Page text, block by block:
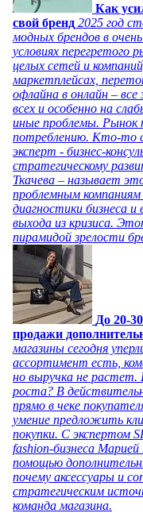
Как
свой бренд 2025 год
модных брендов в
условиях перегретого
целых сетей и
маркетплейсах,
офлайна в онлайн –
всех и особенно на
иные проблемы. Рынок
потреблению. Кто-то
эксперт - бизнес-
стратегическому
Ткачева – называет
проблемным
диагностики бизнеса
выхода из кризиса.
пирамидой зрелости
До 20-
продажи
магазины сегодня
ассортимент есть,
но выручка не растет.
роста? В
прямо в чеке
умение предложить
покупки. С экспертом
fashion-бизнеса Марией
помощью
почему аксессуары и
стратегическим
команда магазина.